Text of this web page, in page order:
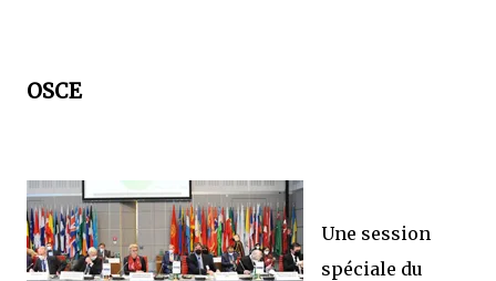
OSCE
Une session
spéciale du